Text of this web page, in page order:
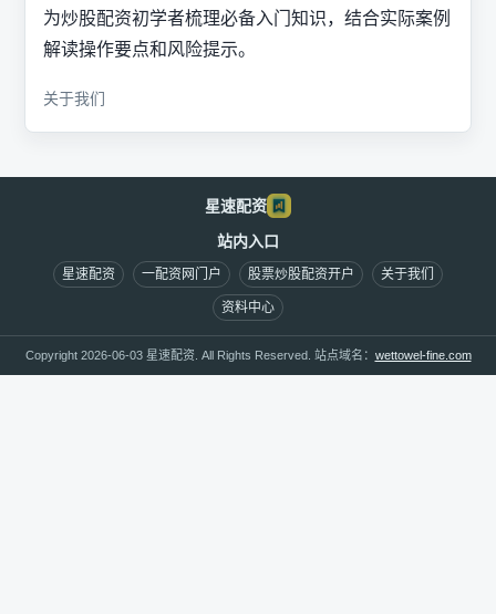
为炒股配资初学者梳理必备入门知识，结合实际案例
解读操作要点和风险提示。
关于我们
星速配资
站内入口
星速配资 一配资网门户 股票炒股配资开户 关于我们
资料中心
Copyright 2026-06-03 星速配资. All Rights Reserved. 站点域名： wettowel-fine.com